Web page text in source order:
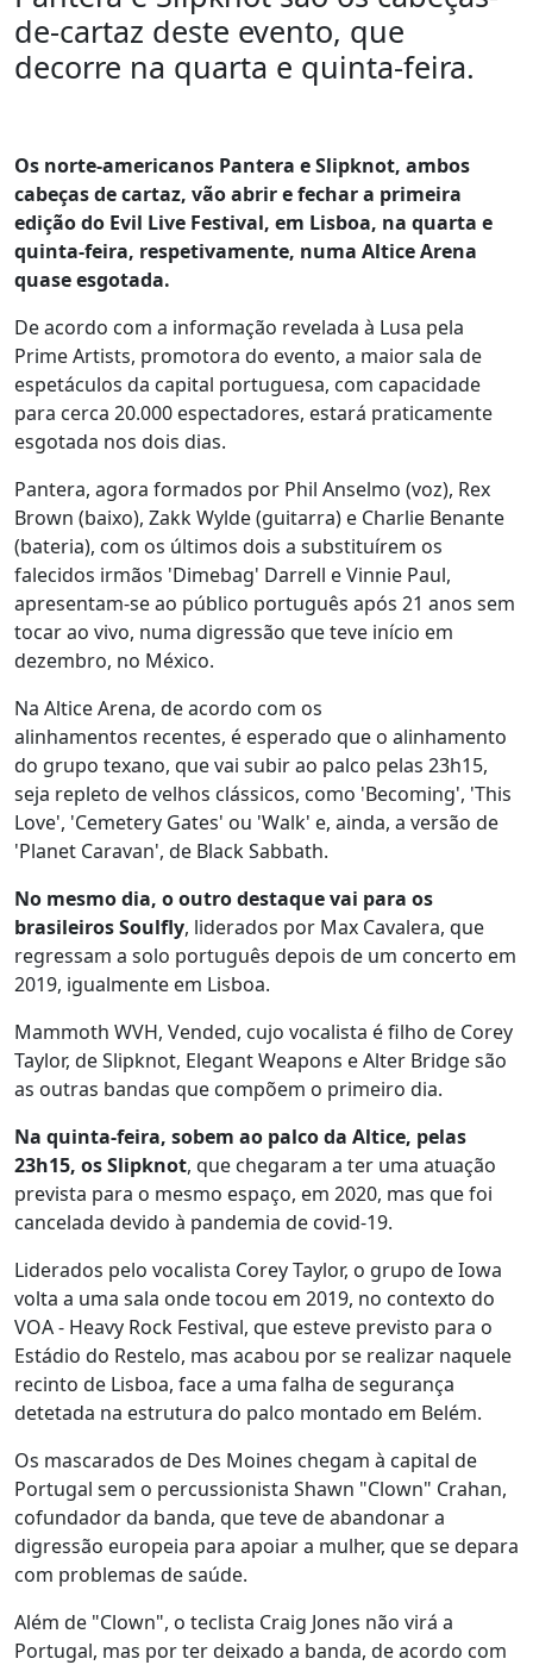
de-cartaz deste evento, que
decorre na quarta e quinta-feira.
Os norte-americanos Pantera e Slipknot, ambos
cabeças de cartaz, vão abrir e fechar a primeira
edição do Evil Live Festival, em Lisboa, na quarta e
quinta-feira, respetivamente, numa Altice Arena
quase esgotada.
De acordo com a informação revelada à Lusa pela
Prime Artists, promotora do evento, a maior sala de
espetáculos da capital portuguesa, com capacidade
para cerca 20.000 espectadores, estará praticamente
esgotada nos dois dias.
Pantera, agora formados por Phil Anselmo (voz), Rex
Brown (baixo), Zakk Wylde (guitarra) e Charlie Benante
(bateria), com os últimos dois a substituírem os
falecidos irmãos 'Dimebag' Darrell e Vinnie Paul,
apresentam-se ao público português após 21 anos sem
tocar ao vivo, numa digressão que teve início em
dezembro, no México.
Na Altice Arena, de acordo com os
alinhamentos recentes, é esperado que o alinhamento
do grupo texano, que vai subir ao palco pelas 23h15,
seja repleto de velhos clássicos, como 'Becoming', 'This
Love', 'Cemetery Gates' ou 'Walk' e, ainda, a versão de
'Planet Caravan', de Black Sabbath.
No mesmo dia, o outro destaque vai para os
brasileiros Soulfly, liderados por Max Cavalera, que
regressam a solo português depois de um concerto em
2019, igualmente em Lisboa.
Mammoth WVH, Vended, cujo vocalista é filho de Corey
Taylor, de Slipknot, Elegant Weapons e Alter Bridge são
as outras bandas que compõem o primeiro dia.
Na quinta-feira, sobem ao palco da Altice, pelas
23h15, os Slipknot, que chegaram a ter uma atuação
prevista para o mesmo espaço, em 2020, mas que foi
cancelada devido à pandemia de covid-19.
Liderados pelo vocalista Corey Taylor, o grupo de Iowa
volta a uma sala onde tocou em 2019, no contexto do
VOA - Heavy Rock Festival, que esteve previsto para o
Estádio do Restelo, mas acabou por se realizar naquele
recinto de Lisboa, face a uma falha de segurança
detetada na estrutura do palco montado em Belém.
Os mascarados de Des Moines chegam à capital de
Portugal sem o percussionista Shawn "Clown" Crahan,
cofundador da banda, que teve de abandonar a
digressão europeia para apoiar a mulher, que se depara
com problemas de saúde.
Além de "Clown", o teclista Craig Jones não virá a
Portugal, mas por ter deixado a banda, de acordo com